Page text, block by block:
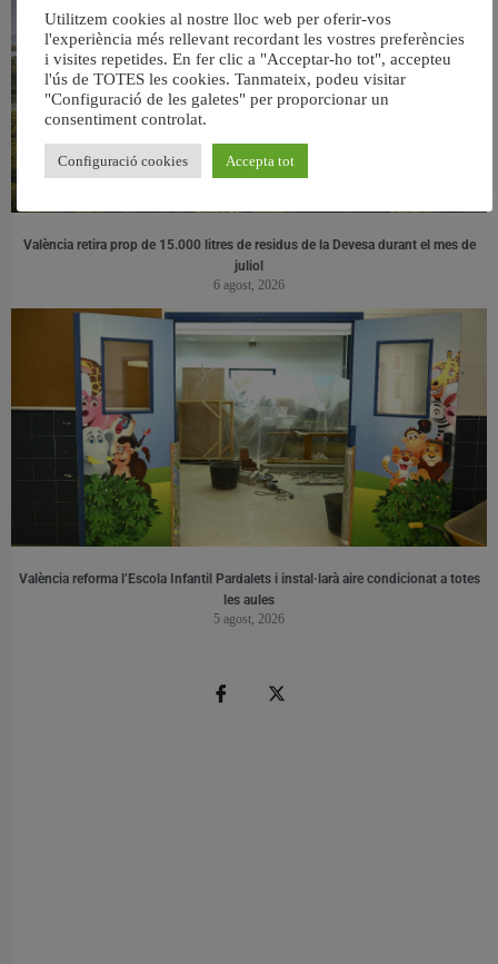
València retira prop de 15.000 litres de residus de la Devesa durant el mes de
juliol
6 agost, 2026
València reforma l’Escola Infantil Pardalets i instal·larà aire condicionat a totes
les aules
5 agost, 2026
Utilitzem cookies al nostre lloc web per oferir-vos
l'experiència més rellevant recordant les vostres preferències
i visites repetides. En fer clic a "Acceptar-ho tot", accepteu
l'ús de TOTES les cookies. Tanmateix, podeu visitar
"Configuració de les galetes" per proporcionar un
consentiment controlat.
Configuració cookies Accepta tot